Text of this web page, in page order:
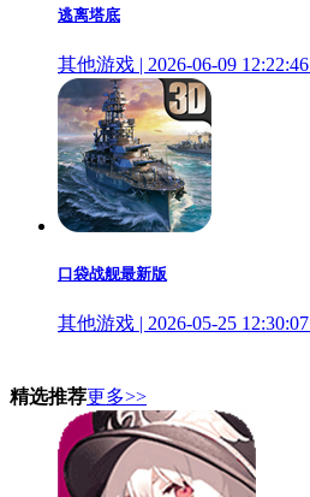
逃离塔底
其他游戏 | 2026-06-09 12:22:46
口袋战舰最新版
其他游戏 | 2026-05-25 12:30:07
精选推荐更多>>